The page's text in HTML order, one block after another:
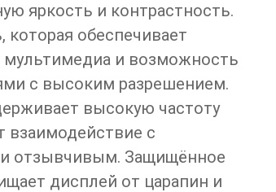
яркость и контрастность.
которая обеспечивает
и возможность
с высоким разрешением.
высокую частоту
взаимодействие с
отзывчивым. Защищённое
дисплей от царапин и